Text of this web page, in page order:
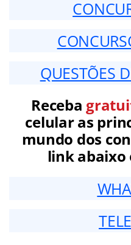
QUESTÕES
Receba
celular as
mundo dos
link abaixo